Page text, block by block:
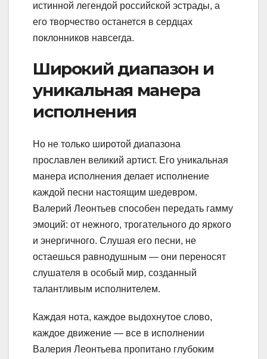
истинной легендой российской эстрады, а
его творчество останется в сердцах
поклонников навсегда.
Широкий диапазон и
уникальная манера
исполнения
Но не только широтой диапазона
прославлен великий артист. Его уникальная
манера исполнения делает исполнение
каждой песни настоящим шедевром.
Валерий Леонтьев способен передать гамму
эмоций: от нежного, трогательного до яркого
и энергичного. Слушая его песни, не
остаешься равнодушным — они переносят
слушателя в особый мир, созданный
талантливым исполнителем.
Каждая нота, каждое выдохнутое слово,
каждое движение — все в исполнении
Валерия Леонтьева пропитано глубоким